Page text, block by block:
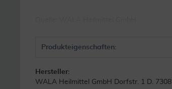
Produkteigenschaften:
Hersteller:
WALA Heilmittel GmbH Dorfstr. 1 D.